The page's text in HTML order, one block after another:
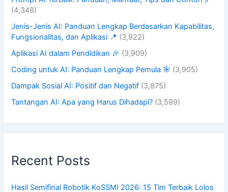
(4,348)
Jenis-Jenis AI: Panduan Lengkap Berdasarkan Kapabilitas,
Fungsionalitas, dan Aplikasi 📍 (3,922)
Aplikasi AI dalam Pendidikan 🎉 (3,909)
Coding untuk AI: Panduan Lengkap Pemula 🎯 (3,905)
Dampak Sosial AI: Positif dan Negatif (3,875)
Tantangan AI: Apa yang Harus Dihadapi? (3,599)
Recent Posts
Hasil Semifinal Robotik KoSSMI 2026: 15 Tim Terbaik Lolos